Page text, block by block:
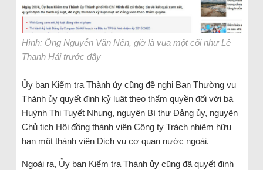
Hình: Ông Nguyễn Văn Nên, giờ là vua một cõi như Lê
Thanh Hải trước đây
Ủy ban Kiểm tra Thành ủy cũng đề nghị Ban Thường vụ
Thành ủy quyết định kỷ luật theo thẩm quyền đối với bà
Huỳnh Thị Tuyết Nhung, nguyên Bí thư Đảng ủy, nguyên
Chủ tịch Hội đồng thành viên Công ty Trách nhiệm hữu
hạn một thành viên Dịch vụ cơ quan nước ngoài.
Ngoài ra, Ủy ban Kiểm tra Thành ủy cũng đã quyết định